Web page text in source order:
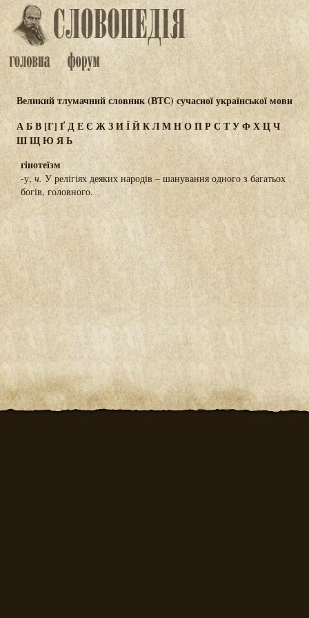
Великий тлумачний словник (ВТС) сучасної української мови
АБВ[Г] ҐДЕЄ ЖЗИЇЙКЛМНОПР СТУФХЦЧ
ШЩЮЯЬ
гінотеїзм
-у, ч. У релігіях деяких народів – шанування одного з багатьох
богів, головного.